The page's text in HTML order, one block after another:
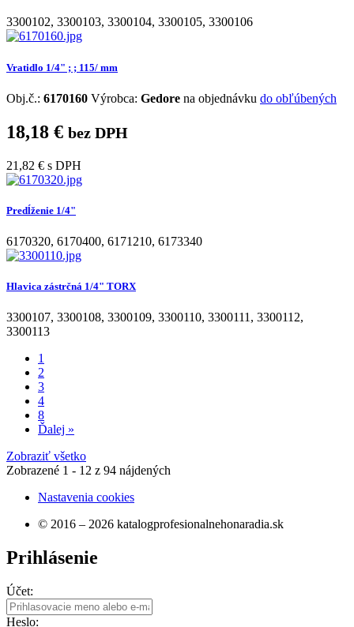
3300102, 3300103, 3300104, 3300105, 3300106
Vratidlo 1/4" ; ; 115/ mm
Obj.č.: 6170160 Výrobca: Gedore na objednávku do obľúbených
18,18 € bez DPH
21,82 € s DPH
Predĺženie 1/4"
6170320, 6170400, 6171210, 6173340
Hlavica zástrčná 1/4" TORX
3300107, 3300108, 3300109, 3300110, 3300111 , 3300112,
3300113
1
2
3
4
8
Ďalej »
Zobraziť všetko
Zobrazené 1 - 12 z 94 nájdených
Nastavenia cookies
© 2016 – 2026 katalogprofesionalnehonaradia.sk
Prihlásenie
Účet:
Heslo: